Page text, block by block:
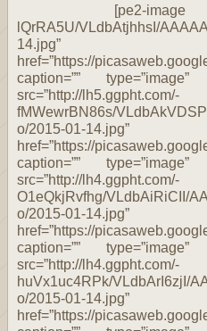
[pe2-image
lQrRA5U/VLdbAtjhhsI/
14.jpg”
href=”https://
caption=””
src=”http://lh5.ggpht.com/-
fMWewrBN86s/
o/2015-01-14.jpg”
href=”https://
caption=””
src=”http://lh4.ggpht.com/-
O1eQkjRvfhg/VLdbAiRiCII/
o/2015-01-14.jpg”
href=”https://
caption=””
src=”http://lh4.ggpht.com/-
huVx1uc4RPk/VLdbArI6zjI/
o/2015-01-14.jpg”
href=”https://